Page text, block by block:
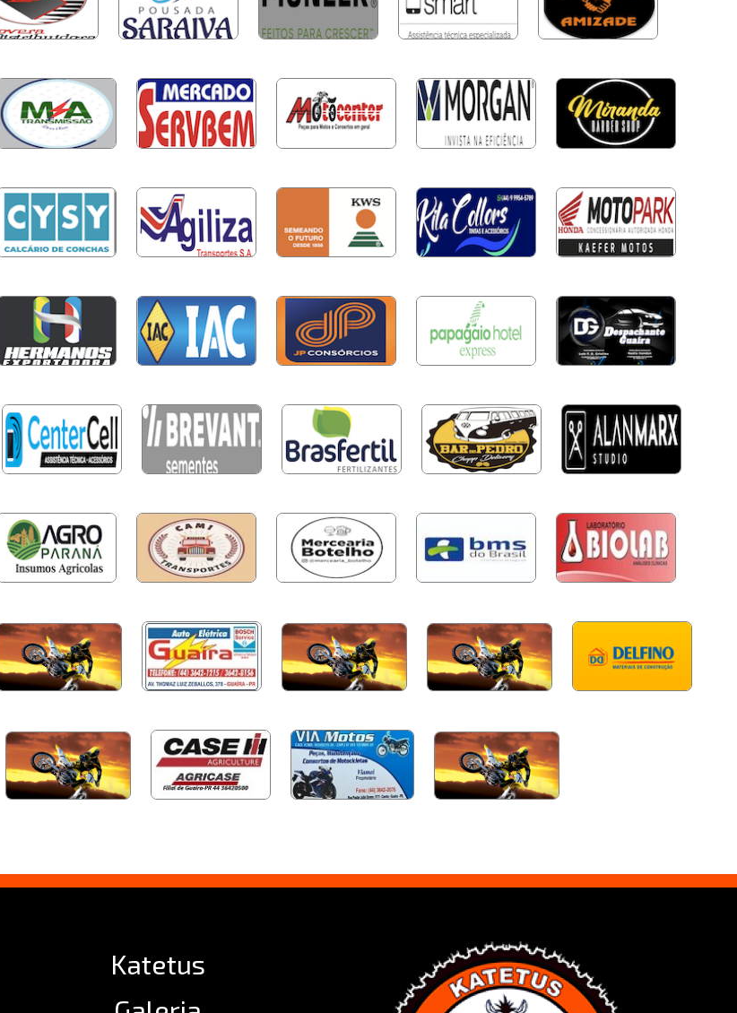
Katetus